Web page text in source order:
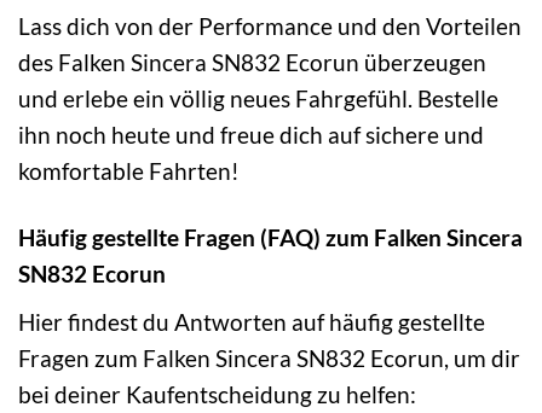
Lass dich von der Performance und den Vorteilen
des Falken Sincera SN832 Ecorun überzeugen
und erlebe ein völlig neues Fahrgefühl. Bestelle
ihn noch heute und freue dich auf sichere und
komfortable Fahrten!
Häufig gestellte Fragen (FAQ) zum Falken Sincera
SN832 Ecorun
Hier findest du Antworten auf häufig gestellte
Fragen zum Falken Sincera SN832 Ecorun, um dir
bei deiner Kaufentscheidung zu helfen: